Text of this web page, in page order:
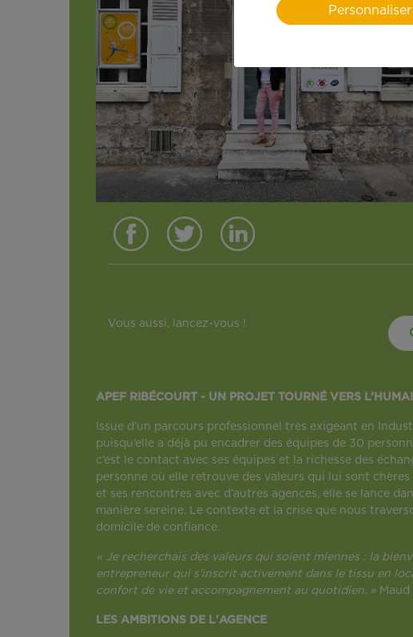
Vous aussi, lancez-vous !
APEF RIBÉCOURT - UN PROJET TOURNÉ VERS
Issue d’un parcours professionnel très exigeant en
puisqu’elle a déjà pu encadrer des équipes de 30
c’est le contact avec ses équipes et la richesse des
personne où elle retrouve des valeurs qui lui sont chères
et ses rencontres avec d’autres agences, elle se lance
manière sereine. Le contexte et la crise que nous
domicile de confiance.
« Je recherchais des valeurs qui soient miennes : la
entrepreneur qui s’inscrit activement dans le tissu en
confort de vie et accompagnement au quotidien. »
LES AMBITIONS DE L'AGENCE